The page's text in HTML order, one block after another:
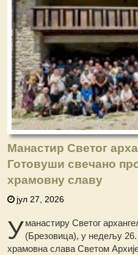
Манастир Светог
Готовуши свечано
храмовну славу
јул 27, 2026
Уманастиру Светог
(Брезовица), у недељу 26.
храмовна слава Светом